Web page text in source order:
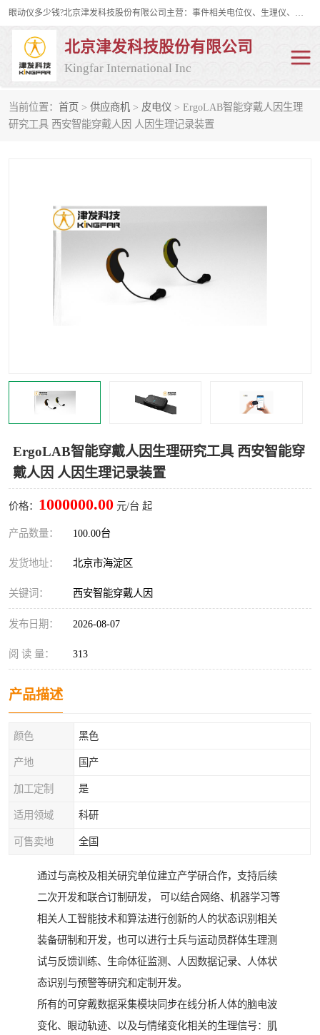
眼动仪多少钱?北京津发科技股份有限公司主营：事件相关电位仪、生理仪、肌电仪、脑电仪、皮电仪、眼动仪；是国家级高新技术企业、科技部认定的科技型中小企业和中关村高新技术企业，具备保密资格，具备自主进出口经营权；自主研发技术、产品与服务荣获多项省部级科学技术奖励、国家发明专利、国家软件著作权和省部级新技术新产品（服务）认证。
北京津发科技股份有限公司
Kingfar International Inc
当前位置： 首页 > 供应商机 > 皮电仪 > ErgoLAB智能穿戴人因生理
研究工具 西安智能穿戴人因 人因生理记录装置
ErgoLAB智能穿戴人因生理研究工具 西安智能穿
戴人因 人因生理记录装置
价格： 1000000.00 元/台 起
产品数量： 100.00台
发货地址： 北京市海淀区
关键词： 西安智能穿戴人因
发布日期： 2026-08-07
阅 读 量： 313
产品描述
颜色 黑色
产地 国产
加工定制 是
适用领域 科研
可售卖地 全国
通过与高校及相关研究单位建立产学研合作，支持后续
二次开发和联合订制研发， 可以结合网络、机器学习等
相关人工智能技术和算法进行创新的人的状态识别相关
装备研制和开发，也可以进行士兵与运动员群体生理测
试与反馈训练、生命体征监测、人因数据记录、人体状
态识别与预警等研究和定制开发。
所有的可穿戴数据采集模块同步在线分析人体的脑电波
变化、眼动轨迹、以及与情绪变化相关的生理信号：肌
皮电仪 脑电仪
行为观察与表情分析
人机交互实验室
神经营销与消费行为实验